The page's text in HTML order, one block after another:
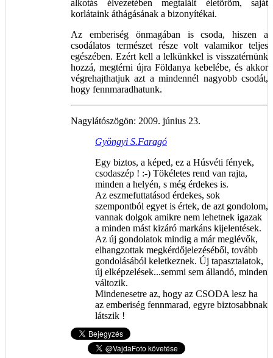
alkotás élvezetében megtalált életöröm, saját
korlátaink áthágásának a bizonyítékai.
Az emberiség önmagában is csoda, hiszen a
csodálatos természet része volt valamikor teljes
egészében. Ezért kell a lelkünkkel is visszatérnünk
hozzá, megtérni újra Földanya kebelébe, és akkor
végrehajthatjuk azt a mindennél nagyobb csodát,
hogy fennmaradhatunk.
Nagylátószögön: 2009. június 23.
Gyöngyi S.Faragó
Egy biztos, a képed, ez a Húsvéti fények,
csodaszép ! :-) Tökéletes rend van rajta,
minden a helyén, s még érdekes is.
Az eszmefuttatásod érdekes, sok
szempontból egyet is értek, de azt gondolom,
vannak dolgok amikre nem lehetnek igazak
a minden mást kizáró markáns kijelentések.
Az új gondolatok mindig a már meglévők,
elhangzottak megkérdőjelezéséből, tovább
gondolásából keletkeznek. Új tapasztalatok,
új elképzelések...semmi sem állandó, minden
változik.
Mindenesetre az, hogy az CSODA lesz ha
az emberiség fennmarad, egyre biztosabbnak
látszik !